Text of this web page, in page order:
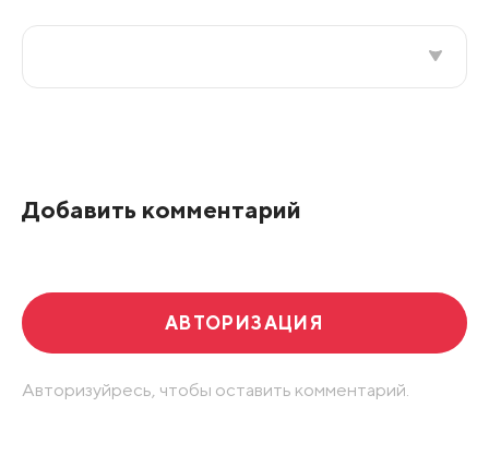
Добавить комментарий
АВТОРИЗАЦИЯ
Авторизуйресь, чтобы оставить комментарий.